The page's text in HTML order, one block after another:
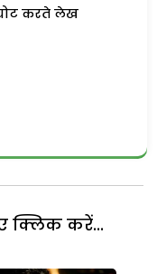
करते लेख
क्लिक करें...